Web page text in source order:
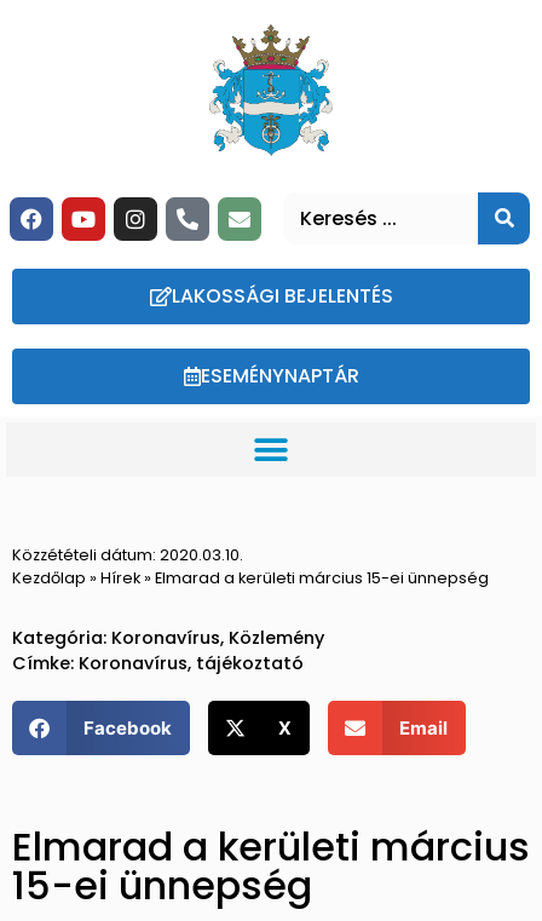
LAKOSSÁGI BEJELENTÉS
ESEMÉNYNAPTÁR
Közzétételi dátum: 2020.03.10.
Kezdőlap » Hírek» Elmarad a kerületi március 15-ei ünnepség
Kategória: Koronavírus, Közlemény
Címke: Koronavírus, tájékoztató
Facebook X Email
Elmarad a kerületi március
15-ei ünnepség